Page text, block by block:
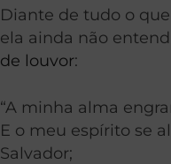
Diante de tudo o
ela ainda não
de louvor:
“A minha alma
E o meu espírito se
Salvador;